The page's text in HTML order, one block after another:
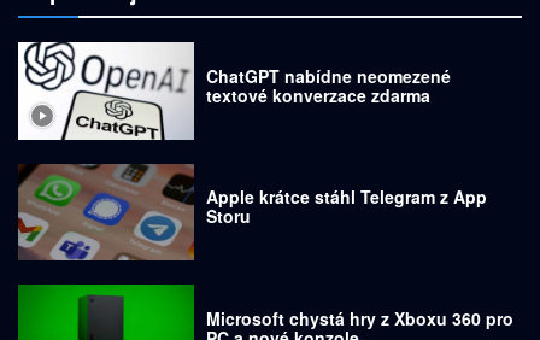
ChatGPT nabídne neomezené
textové konverzace zdarma
Apple krátce stáhl Telegram z App
Storu
Microsoft chystá hry z Xboxu 360 pro